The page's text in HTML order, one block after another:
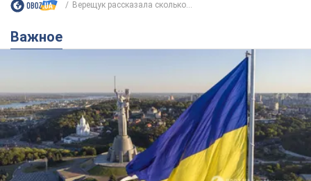
Верещук рассказала сколько...
Важное